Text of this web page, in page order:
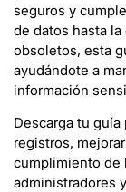
seguros y
de datos hasta
obsoletos, esta
ayudándote a
información
Descarga tu
registros,
cumplimiento de
administradores